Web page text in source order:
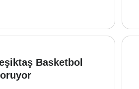
Basketbol